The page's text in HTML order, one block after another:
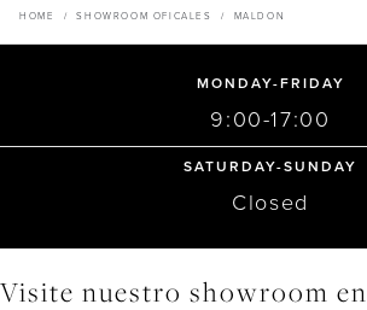
Downloads
HOME /SHOWROOM OFICALES / MALDON
MONDAY-FRIDAY
9:00-17:00
SATURDAY-SUNDAY
Closed
Visite nuestro showroom